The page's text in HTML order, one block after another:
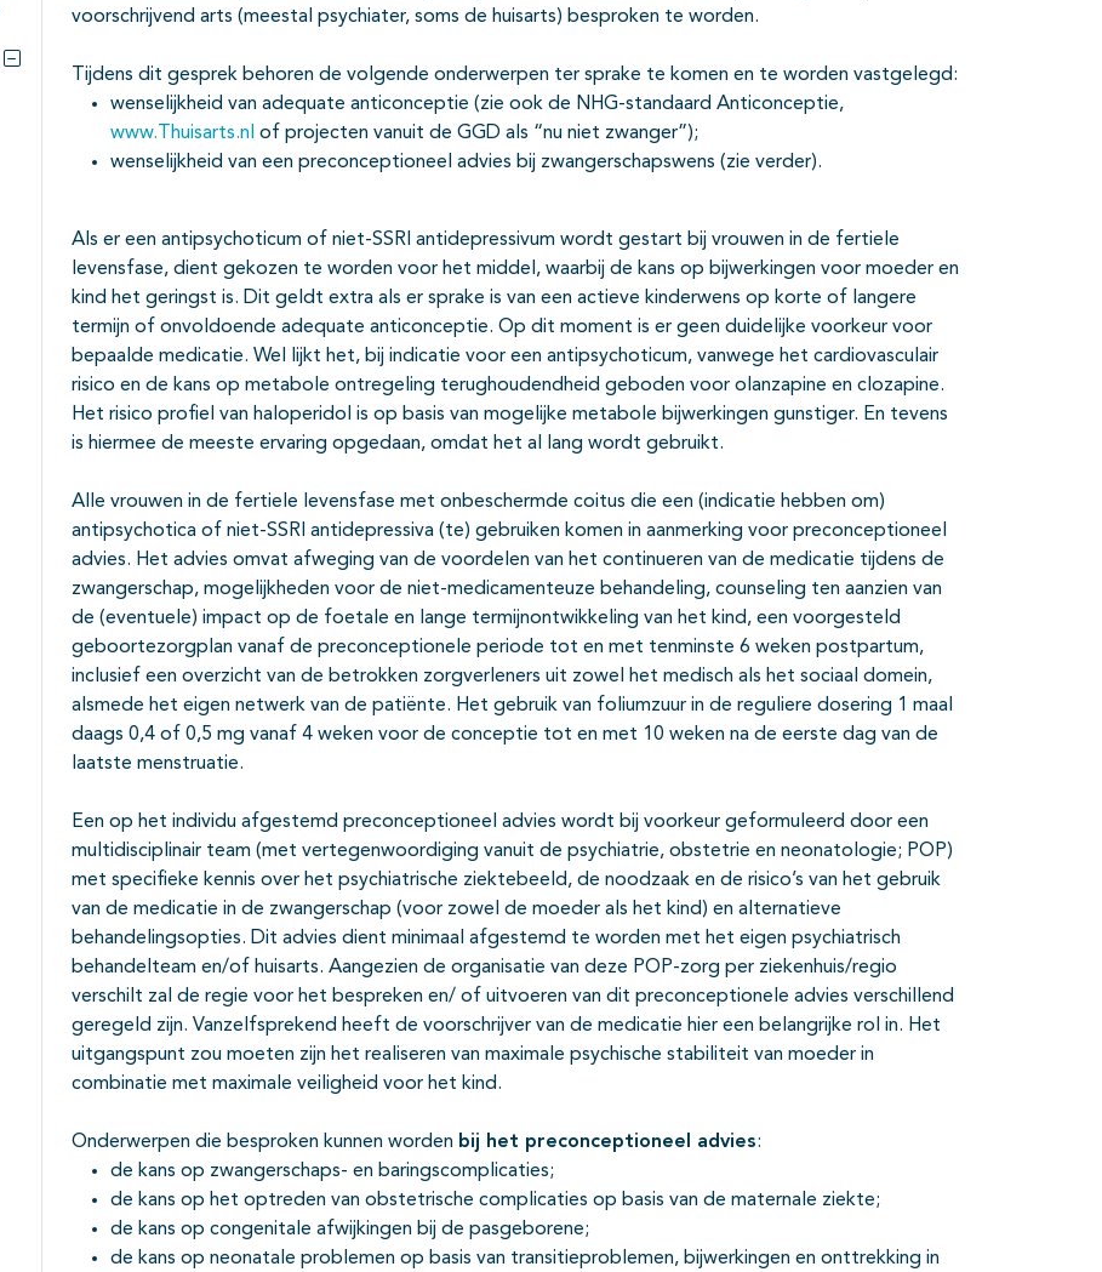
Subpagina's open- en dichtklappen
voorschrijvend arts (meestal psychiater, soms de huisarts) besproken te worden.
Tijdens dit gesprek behoren de volgende onderwerpen ter sprake te komen en te worden vastgelegd:
wenselijkheid van adequate anticonceptie (zie ook de NHG-standaard Anticonceptie,
www.Thuisarts.nl of projecten vanuit de GGD als “nu niet zwanger”);
wenselijkheid van een preconceptioneel advies bij zwangerschapswens (zie verder).
Als er een antipsychoticum of niet-SSRI antidepressivum wordt gestart bij vrouwen in de fertiele
levensfase, dient gekozen te worden voor het middel, waarbij de kans op bijwerkingen voor moeder en
kind het geringst is. Dit geldt extra als er sprake is van een actieve kinderwens op korte of langere
termijn of onvoldoende adequate anticonceptie. Op dit moment is er geen duidelijke voorkeur voor
bepaalde medicatie. Wel lijkt het, bij indicatie voor een antipsychoticum, vanwege het cardiovasculair
risico en de kans op metabole ontregeling terughoudendheid geboden voor olanzapine en clozapine.
Het risico profiel van haloperidol is op basis van mogelijke metabole bijwerkingen gunstiger. En tevens
is hiermee de meeste ervaring opgedaan, omdat het al lang wordt gebruikt.
Alle vrouwen in de fertiele levensfase met onbeschermde coitus die een (indicatie hebben om)
antipsychotica of niet-SSRI antidepressiva (te) gebruiken komen in aanmerking voor preconceptioneel
advies. Het advies omvat afweging van de voordelen van het continueren van de medicatie tijdens de
zwangerschap, mogelijkheden voor de niet-medicamenteuze behandeling, counseling ten aanzien van
de (eventuele) impact op de foetale en lange termijnontwikkeling van het kind, een voorgesteld
geboortezorgplan vanaf de preconceptionele periode tot en met tenminste 6 weken postpartum,
inclusief een overzicht van de betrokken zorgverleners uit zowel het medisch als het sociaal domein,
alsmede het eigen netwerk van de patiënte. Het gebruik van foliumzuur in de reguliere dosering 1 maal
daags 0,4 of 0,5 mg vanaf 4 weken voor de conceptie tot en met 10 weken na de eerste dag van de
laatste menstruatie.
Een op het individu afgestemd preconceptioneel advies wordt bij voorkeur geformuleerd door een
multidisciplinair team (met vertegenwoordiging vanuit de psychiatrie, obstetrie en neonatologie; POP)
met specifieke kennis over het psychiatrische ziektebeeld, de noodzaak en de risico’s van het gebruik
van de medicatie in de zwangerschap (voor zowel de moeder als het kind) en alternatieve
behandelingsopties. Dit advies dient minimaal afgestemd te worden met het eigen psychiatrisch
behandelteam en/of huisarts. Aangezien de organisatie van deze POP-zorg per ziekenhuis/regio
verschilt zal de regie voor het bespreken en/ of uitvoeren van dit preconceptionele advies verschillend
geregeld zijn. Vanzelfsprekend heeft de voorschrijver van de medicatie hier een belangrijke rol in. Het
uitgangspunt zou moeten zijn het realiseren van maximale psychische stabiliteit van moeder in
combinatie met maximale veiligheid voor het kind.
Onderwerpen die besproken kunnen worden bij het preconceptioneel advies:
de kans op zwangerschaps- en baringscomplicaties;
de kans op het optreden van obstetrische complicaties op basis van de maternale ziekte;
de kans op congenitale afwijkingen bij de pasgeborene;
de kans op neonatale problemen op basis van transitieproblemen, bijwerkingen en onttrekking in